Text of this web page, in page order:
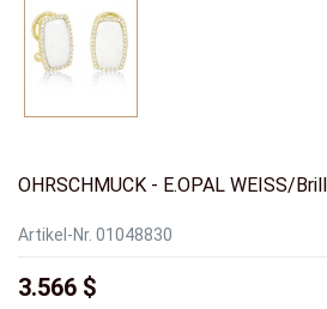
OHRSCHMUCK - E.OPAL WEISS/
Artikel-Nr. 01048830
3.566 $